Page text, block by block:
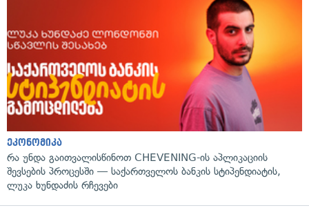
ეკონომიკა
რა უნდა გაითვალისწინოთ CHEVENING-ის აპლიკაციის
შევსების პროცესში — საქართველოს ბანკის სტიპენდიატის,
ლუკა ხუნდაძის რჩევები